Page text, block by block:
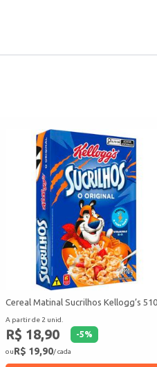
Cereal Matinal Sucrilhos Kellogg’s
A partir de 2 unid.
R$ 18,90 -5%
ouR$ 19,90/ cada